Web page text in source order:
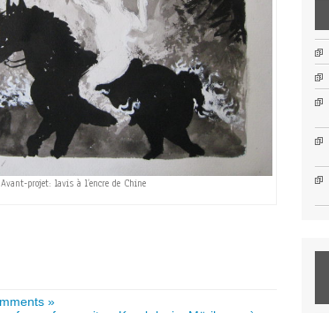
Avant-projet: lavis à l’encre de Chine
»